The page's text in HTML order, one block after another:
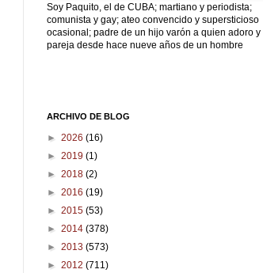
Soy Paquito, el de CUBA; martiano y periodista;
comunista y gay; ateo convencido y supersticioso
ocasional; padre de un hijo varón a quien adoro y
pareja desde hace nueve años de un hombre
ARCHIVO DE BLOG
► 2026 (16)
► 2019 (1)
► 2018 (2)
► 2016 (19)
► 2015 (53)
► 2014 (378)
► 2013 (573)
► 2012 (711)